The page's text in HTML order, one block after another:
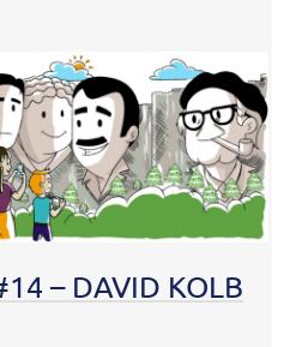
– DAVID KOLB